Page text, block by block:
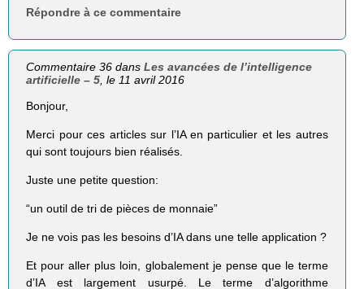
Répondre à ce commentaire
Commentaire 36 dansLes avancées de l’intelligence
artificielle – 5 , le 11 avril 2016
Bonjour,
Merci pour ces articles sur l’IA en particulier et les autres
qui sont toujours bien réalisés.
Juste une petite question:
“un outil de tri de pièces de monnaie”
Je ne vois pas les besoins d’IA dans une telle application ?
Et pour aller plus loin, globalement je pense que le terme
d’IA est largement usurpé. Le terme d’algorithme